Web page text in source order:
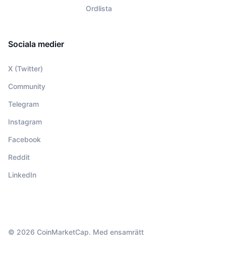
Ordlista
Sociala medier
X (Twitter)
Community
Telegram
Instagram
Facebook
Reddit
LinkedIn
© 2026 CoinMarketCap. Med ensamrätt